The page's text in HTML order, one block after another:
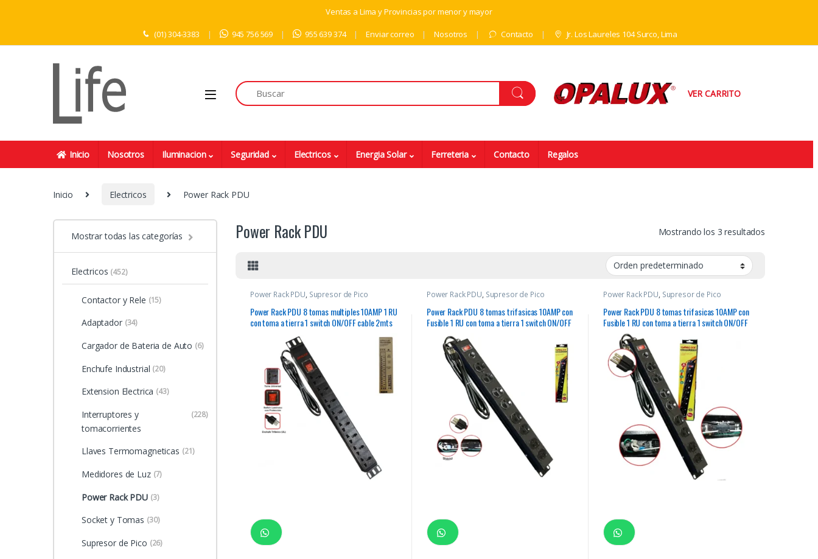
Ventas a Lima y Provincias por menor y mayor
(01) 304-3383 945 756 569 955 639 374 Enviar correo Nosotros Contacto Jr. Los Laureles 104 Surco, Lima
VER CARRITO
Inicio Nosotros Iluminacion Seguridad Electricos Energia Solar Ferreteria Contacto Regalos
Inicio Electricos Power Rack PDU
Power Rack PDU Mostrando los 3 resultados
Power Rack PDU, Supresor de Pico
Power Rack PDU 8 tomas multiples 10AMP 1 RU
con toma a tierra 1 switch ON/OFF cable 2mts
16AWG “OPALUX” color negro
Power Rack PDU, Supresor de Pico
Power Rack PDU 8 tomas trifasicas 10AMP con
Fusible 1 RU con toma a tierra 1 switch ON/OFF
cable 2mts 14AWG 100% Cobre “OPALUX”
color negro
Power Rack PDU, Supresor de Pico
Power Rack PDU 8 tomas trifasicas 10AMP con
Fusible 1 RU con toma a tierra 1 switch ON/OFF
cable 3mts 14AWG 100% Cobre “OPALUX”
color negro
Mostrar todas las categorías
Electricos (452)
Contactor y Rele (15)
Adaptador (34)
Cargador de Bateria de Auto (6)
Enchufe Industrial (20)
Extension Electrica (43)
Interruptores y
tomacorrientes
(228)
Llaves Termomagneticas (21)
Medidores de Luz (7)
Power Rack PDU (3)
Socket y Tomas (30)
Supresor de Pico (26)